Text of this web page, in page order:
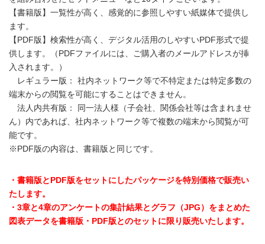
【書籍版】一覧性が高く、感覚的に参照しやすい紙媒体で提供し
ます。
【PDF版】検索性が高く、デジタル活用のしやすいPDF形式で提
供します。（PDFファイルには、ご購入者のメールアドレスが挿
入されます。）
レギュラー版： 社内ネットワーク等で不特定または特定多数の
端末からの閲覧を可能にすることはできません。
法人内共有版： 同一法人様（子会社、関係会社等は含まれませ
ん）内であれば、社内ネットワーク等で複数の端末から閲覧が可
能です。
※PDF版の内容は、書籍版と同じです。
・書籍版とPDF版をセットにしたパッケージを特別価格で販売い
たします。
・3章と4章のアンケートの集計結果とグラフ（JPG）をまとめた
図表データを書籍版・PDF版とのセットに限り販売いたします。